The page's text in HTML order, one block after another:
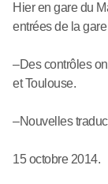
Hier en gare du
entrées de la
–Des contrôles
et Toulouse.
–Nouvelles
15 octobre 2014.